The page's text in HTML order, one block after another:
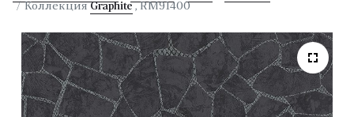
Коллекция Graphite , RM91400